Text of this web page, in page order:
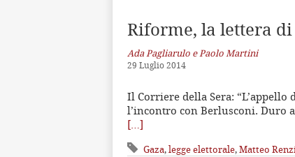
Riforme, la lettera di
Ada Pagliarulo e Paolo Martini
29 Luglio 2014
Il Corriere della Sera:
l’incontro con Berlusconi. Duro
[…]
Gaza,legge elettorale,Matteo